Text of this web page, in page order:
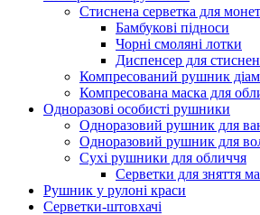
Стиснена серветка для
Бамбукові підноси
Чорні смоляні лотки
Диспенсер для
Компресований рушник
Компресована маска для
Одноразові особисті рушники
Одноразовий рушник для
Одноразовий рушник для
Сухі рушники для обличчя
Серветки для зняття
Рушник у рулоні краси
Серветки-штовхачі